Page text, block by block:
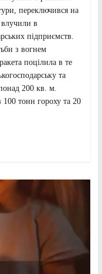
переключився на
влучили в
підприємств.
з вогнем
поцілила в те
та
200 кв. м.
тонн гороху та 20